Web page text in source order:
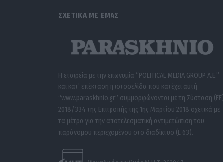
ΣΧΕΤΙΚΑ ΜΕ ΕΜΑΣ
Η εταιρεία με την επωνυμία “POLITICAL MEDIA GROUP A.E.”
και κατ’ επέκταση η ιστοσελίδα που κατέχει αυτή
“www.paraskhnio.gr” συμμορφώνονται με τη Σύσταση (ΕΕ)
2018/334 της Επιτροπής της 1ης Μαρτίου 2018 σχετικά με
τα μέτρα για την αποτελεσματική αντιμετώπιση του
παράνομου περιεχομένου στο διαδίκτυο (L 63).